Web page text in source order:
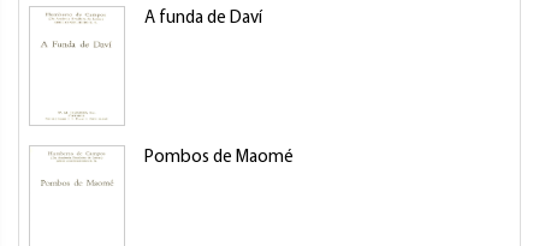
A funda de Daví
Pombos de Maomé